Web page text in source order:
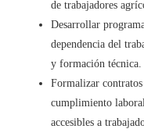
de trabajadores
Desarrollar
dependencia del
y formación técnica.
Formalizar
cumplimiento
accesibles a